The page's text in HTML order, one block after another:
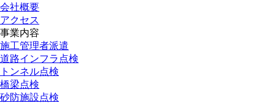
会社概要
アクセス
事業内容
施工管理者派遣
道路インフラ点検
トンネル点検
橋梁点検
砂防施設点検